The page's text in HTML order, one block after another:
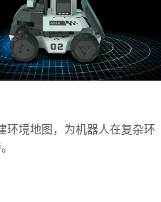
环境地图，为机器人在复杂环